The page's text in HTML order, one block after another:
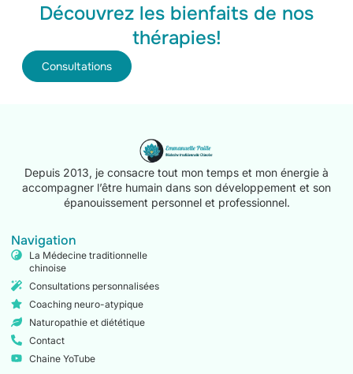
Découvrez les bienfaits de nos
thérapies!
Consultations
Depuis 2013, je consacre tout mon temps et mon énergie à
accompagner l’être humain dans son développement et son
épanouissement personnel et professionnel.
Navigation
La Médecine traditionnelle
chinoise
Consultations personnalisées
Coaching neuro-atypique
Naturopathie et diététique
Contact
Chaine YoTube